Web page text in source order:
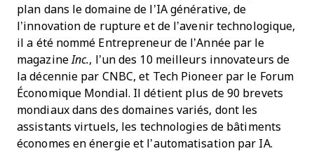
plan dans le domaine de l’IA générative, de
l’innovation de rupture et de l’avenir technologique,
il a été nommé Entrepreneur de l’Année par le
magazine Inc., l’un des 10 meilleurs innovateurs de
la décennie par CNBC, et Tech Pioneer par le Forum
Économique Mondial. Il détient plus de 90 brevets
mondiaux dans des domaines variés, dont les
assistants virtuels, les technologies de bâtiments
économes en énergie et l’automatisation par IA.